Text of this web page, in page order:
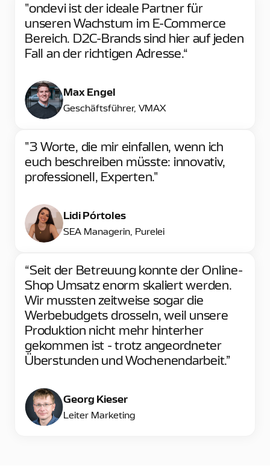
"ondevi ist der ideale Partner für
unseren Wachstum im E-Commerce
Bereich. D2C-Brands sind hier auf jeden
Fall an der richtigen Adresse.“
Max Engel
Geschäftsführer, VMAX
"3 Worte, die mir einfallen, wenn ich
euch beschreiben müsste: innovativ,
professionell, Experten."
Lidi Pórtoles
SEA Managerin, Purelei
“Seit der Betreuung konnte der Online-
Shop Umsatz enorm skaliert werden.
Wir mussten zeitweise sogar die
Werbebudgets drosseln, weil unsere
Produktion nicht mehr hinterher
gekommen ist - trotz angeordneter
Überstunden und Wochenendarbeit.”
Georg Kieser
Leiter Marketing